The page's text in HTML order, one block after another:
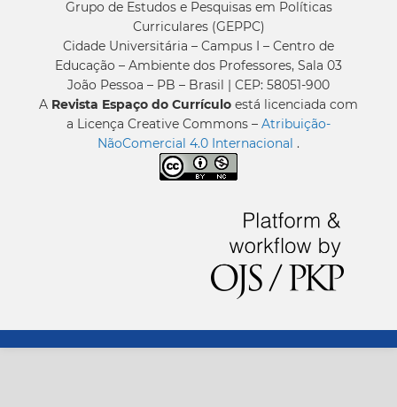
Grupo de Estudos e Pesquisas em Políticas
Curriculares (GEPPC)
Cidade Universitária – Campus I – Centro de
Educação – Ambiente dos Professores, Sala 03
João Pessoa – PB – Brasil | CEP: 58051-900
A Revista Espaço do Currículo está licenciada com
a Licença Creative Commons – Atribuição-
NãoComercial 4.0 Internacional .